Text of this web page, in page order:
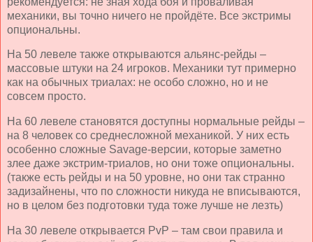
механики, вы точно ничего не пройдёте. Все экстримы
опциональны.
На 50 левеле также открываются альянс-рейды –
массовые штуки на 24 игроков. Механики тут примерно
как на обычных триалах: не особо сложно, но и не
совсем просто.
На 60 левеле становятся доступны нормальные рейды –
на 8 человек со среднесложной механикой. У них есть
особенно сложные Savage-версии, которые заметно
злее даже экстрим-триалов, но они тоже опциональны.
(также есть рейды и на 50 уровне, но они так странно
задизайнены, что по сложности никуда не вписываются,
но в целом без подготовки туда тоже лучше не лезть)
На 30 левеле открывается PvP – там свои правила и